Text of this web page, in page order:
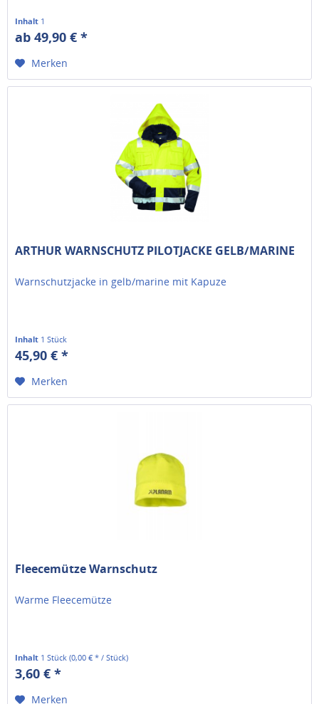
Inhalt 1
ab 49,90 € *
Merken
ARTHUR WARNSCHUTZ PILOTJACKE GELB/MARINE
Warnschutzjacke in gelb/marine mit Kapuze
Inhalt 1 Stück
45,90 € *
Merken
Fleecemütze Warnschutz
Warme Fleecemütze
Inhalt 1 Stück(0,00 € * / Stück)
3,60 € *
Merken